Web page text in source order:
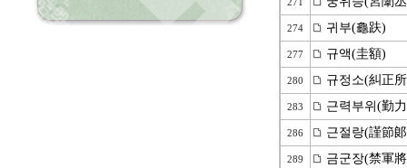
274 귀부(龜趺)
277 규액(圭額)
280 규정소(糾正
283 근력부위(勤
286 근절랑(謹節
289 금군장(禁軍